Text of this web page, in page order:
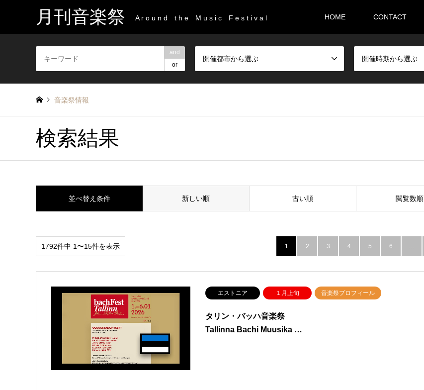
月刊音楽祭 A r o u n d t h e M u s i c F e s t i v a l HOME CONTACT
and
or
開催都市から選ぶ 開催時期から選ぶ
音楽祭情報
検索結果
並べ替え条件 新しい順 古い順 閲覧数順
1792件中 1〜15件を表示 1 2 3 4 5 6 …
エストニア １月上旬 音楽祭プロフィール
タリン・バッハ音楽祭
Tallinna Bachi Muusika …